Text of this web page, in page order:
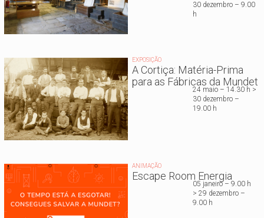
30 dezembro – 9.00
h
EXPOSIÇÃO
A Cortiça: Matéria-Prima
para as Fábricas da Mundet
24 maio – 14.30 h >
30 dezembro –
19.00 h
ANIMAÇÃO
Escape Room Energia
05 janeiro – 9.00 h
> 29 dezembro –
9.00 h